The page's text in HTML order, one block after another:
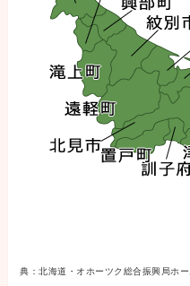
典：北海道・オホーツク総合振興局ホ